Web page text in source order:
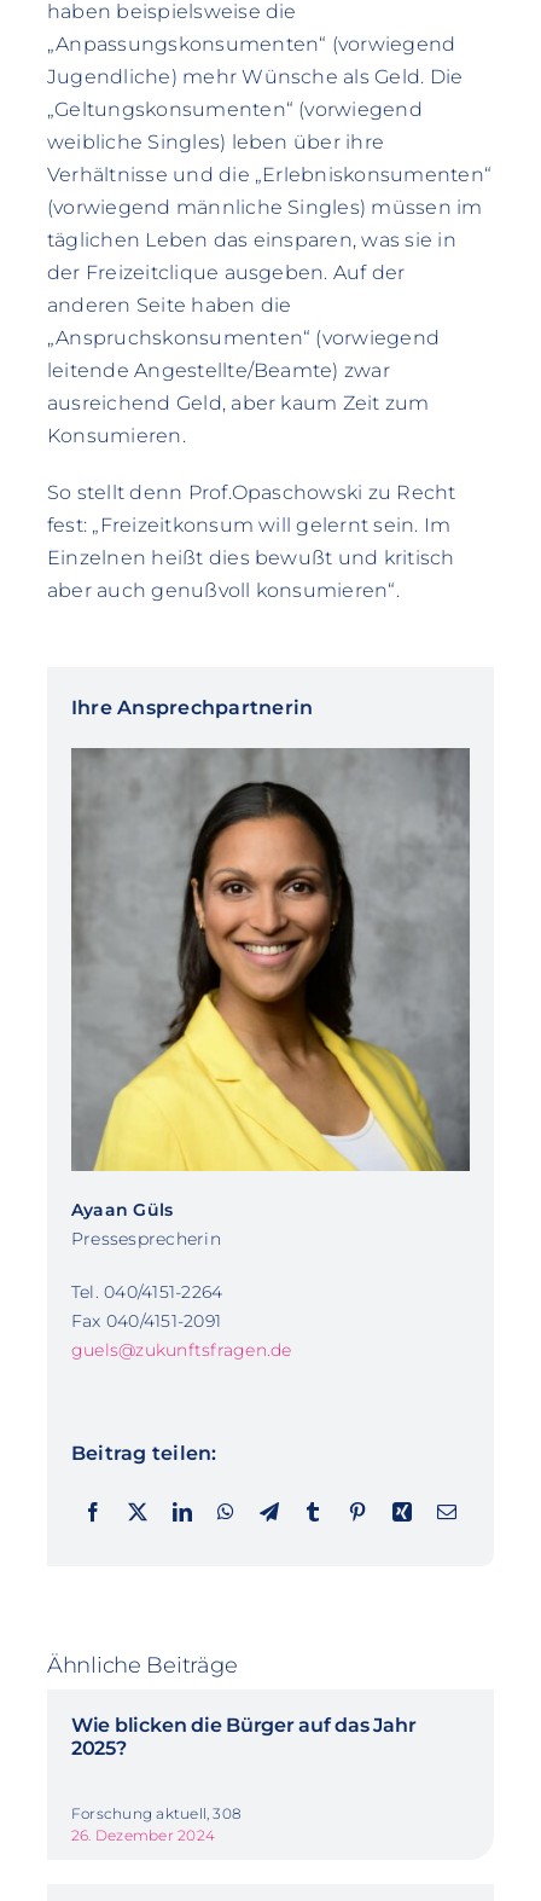
haben beispielsweise die
„Anpassungskonsumenten“ (vorwiegend
Jugendliche) mehr Wünsche als Geld. Die
„Geltungskonsumenten“ (vorwiegend
weibliche Singles) leben über ihre
Verhältnisse und die „Erlebniskonsumenten“
(vorwiegend männliche Singles) müssen im
täglichen Leben das einsparen, was sie in
der Freizeitclique ausgeben. Auf der
anderen Seite haben die
„Anspruchskonsumenten“ (vorwiegend
leitende Angestellte/Beamte) zwar
ausreichend Geld, aber kaum Zeit zum
Konsumieren.
So stellt denn Prof.Opaschowski zu Recht
fest: „Freizeitkonsum will gelernt sein. Im
Einzelnen heißt dies bewußt und kritisch
aber auch genußvoll konsumieren“.
Ihre Ansprechpartnerin
Ayaan Güls
Pressesprecherin
Tel. 040/4151-2264
Fax 040/4151-2091
guels@zukunftsfragen.de
Beitrag teilen:
Ähnliche Beiträge
Wie blicken die Bürger auf das Jahr
2025?
Forschung aktuell, 308
26. Dezember 2024